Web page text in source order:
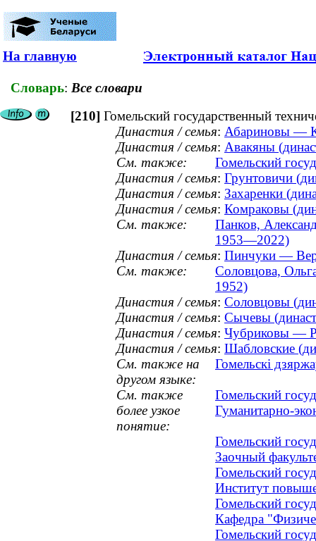
На главную
Словарь: Все словари
[210] Гомельский государственный
Династия / семья: Абариновы —
Династия / семья: Авакяны
См. также:
Гомельский
Династия / семья: Грунтовичи
Династия / семья: Захаренки
Династия / семья: Комраковы
См. также:
Панков,
1953—2022)
Династия / семья: Пинчуки —
См. также:
Соловцова,
1952)
Династия / семья: Соловцовы
Династия / семья: Сычевы
Династия / семья: Чубриковы —
Династия / семья: Шабловские
См. также на
другом языке:
Гомельскі
См. также
более узкое
понятие:
Гомельский
Гуманитарно-
Гомельский
Заочный
Гомельский
Институт
Гомельский
Кафедра
Гомельский